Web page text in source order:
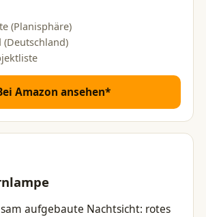
(Planisphäre)
(Deutschland)
Amazon ansehen*
aufgebaute Nachtsicht: rotes